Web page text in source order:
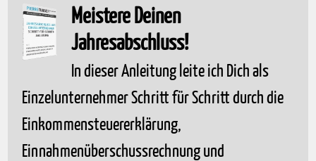
Meistere Deinen
Jahresabschluss!
In dieser Anleitung leite ich Dich als
Einzelunternehmer Schritt für Schritt durch die
Einkommensteuererklärung,
Einnahmenüberschussrechnung und